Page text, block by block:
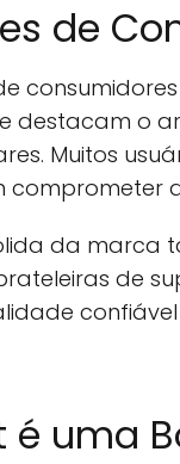
de
destacam o
Muitos
comprometer
da marca
de
é uma